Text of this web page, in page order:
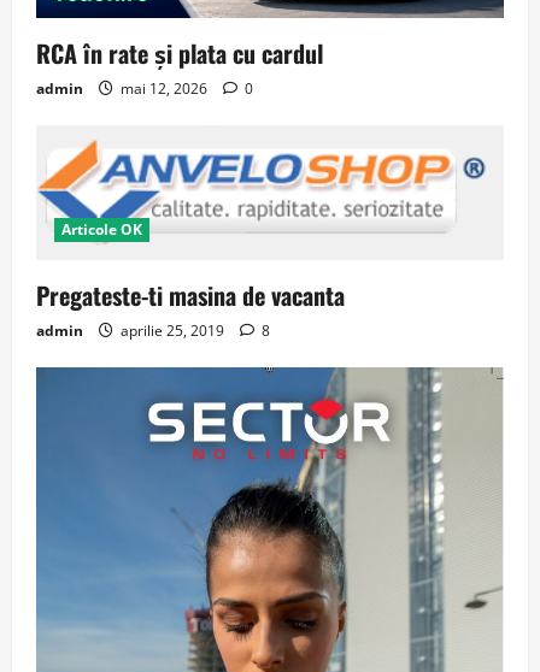
RCA în rate și plata cu cardul
admin mai 12, 2026 0
Articole OK
Pregateste-ti masina de vacanta
admin aprilie 25, 2019 8